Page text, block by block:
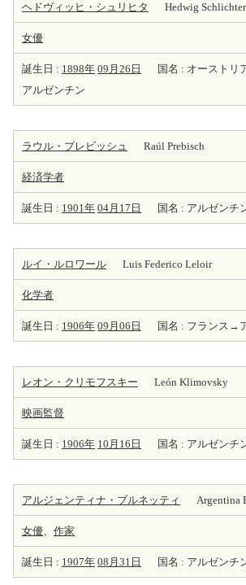
ヘドヴィッヒ・シュリヒタ Hedwig Schlichter
女優
誕生日 : 1898年 09月26日
国名 : オーストリ
アルゼンチン
ラウル・プレビッシュ Raúl Prebisch
経済学者
誕生日 : 1901年 04月17日 国名 : アルゼンチ
ルイ・ルロワール Luis Federico Leloir
化学者
誕生日 : 1906年 09月06日 国名 : フランス→
レオン・クリモフスキー León Klimovsky
映画監督
誕生日 : 1906年 10月16日 国名 : アルゼンチ
アルジェンティナ・ブルネッティ Argentina
女優、 作家
誕生日 : 1907年 08月31日 国名 : アルゼンチ